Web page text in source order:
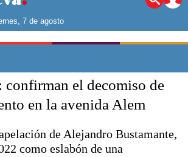
La ciudad
Punta Alta
El mundo
Seguridad
Escenario Olímpico
Liga del Sur
7 de agosto
confirman el decomiso de
en la avenida Alem
de Alejandro Bustamante,
como eslabón de una